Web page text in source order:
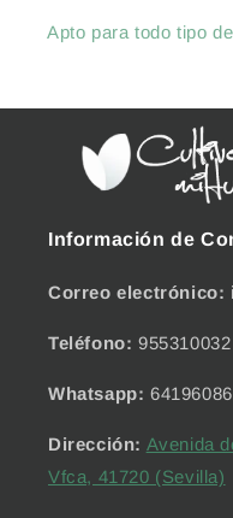
Apto para todo tipo
Información de
Correo electrónico:
Teléfono: 955310032
Whatsapp:
Dirección: Avenida
Vfca, 41720 (Sevilla)